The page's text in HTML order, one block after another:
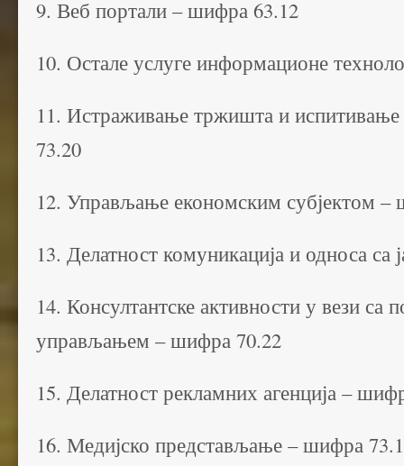
9. Веб портали – шифра 63.12
10. Остале услуге информационе
11. Истраживање тржишта и
73.20
12. Управљање економским субјектом –
13. Делатност комуникација и односа
14. Консултантске активности у вези
управљањем – шифра 70.22
15. Делатност рекламних агенција –
16. Медијско представљање – шифра